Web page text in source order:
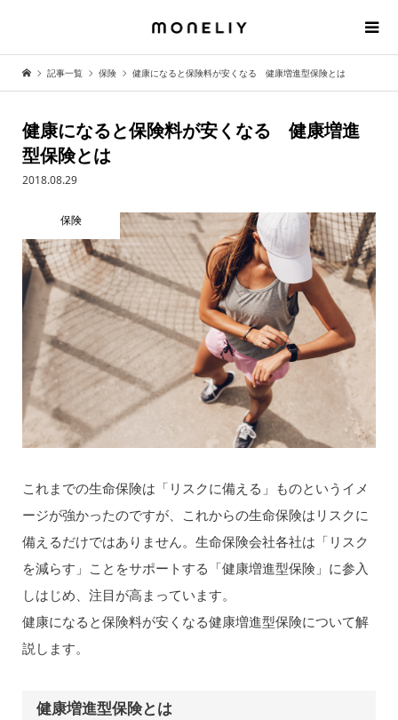
記事一覧 保険 健康になると保険料が安くなる 健康増進型保険とは
健康になると保険料が安くなる 健康増進
型保険とは
2018.08.29
保険
これまでの生命保険は「リスクに備える」ものというイメ
ージが強かったのですが、これからの生命保険はリスクに
備えるだけではありません。生命保険会社各社は「リスク
を減らす」ことをサポートする「健康増進型保険」に参入
しはじめ、注目が高まっています。
健康になると保険料が安くなる健康増進型保険について解
説します。
健康増進型保険とは